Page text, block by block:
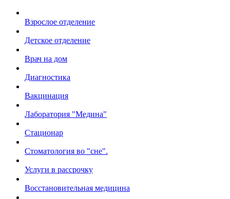
Взрослое отделение
Детское отделение
Врач на дом
Диагностика
Вакцинация
Лаборатория "Медина"
Стационар
Стоматология во "сне".
Услуги в рассрочку
Восстановительная медицина